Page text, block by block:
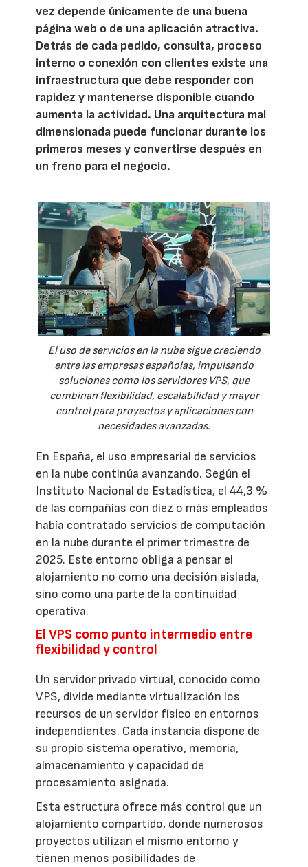
vez depende únicamente de una buena
página web o de una aplicación atractiva.
Detrás de cada pedido, consulta, proceso
interno o conexión con clientes existe una
infraestructura que debe responder con
rapidez y mantenerse disponible cuando
aumenta la actividad. Una arquitectura mal
dimensionada puede funcionar durante los
primeros meses y convertirse después en
un freno para el negocio.
El uso de servicios en la nube sigue creciendo
entre las empresas españolas, impulsando
soluciones como los servidores VPS, que
combinan flexibilidad, escalabilidad y mayor
control para proyectos y aplicaciones con
necesidades avanzadas.
En España, el uso empresarial de servicios
en la nube continúa avanzando. Según el
Instituto Nacional de Estadística, el 44,3 %
de las compañías con diez o más empleados
había contratado servicios de computación
en la nube durante el primer trimestre de
2025. Este entorno obliga a pensar el
alojamiento no como una decisión aislada,
sino como una parte de la continuidad
operativa.
El VPS como punto intermedio entre
flexibilidad y control
Un servidor privado virtual, conocido como
VPS, divide mediante virtualización los
recursos de un servidor físico en entornos
independientes. Cada instancia dispone de
su propio sistema operativo, memoria,
almacenamiento y capacidad de
procesamiento asignada.
Esta estructura ofrece más control que un
alojamiento compartido, donde numerosos
proyectos utilizan el mismo entorno y
tienen menos posibilidades de